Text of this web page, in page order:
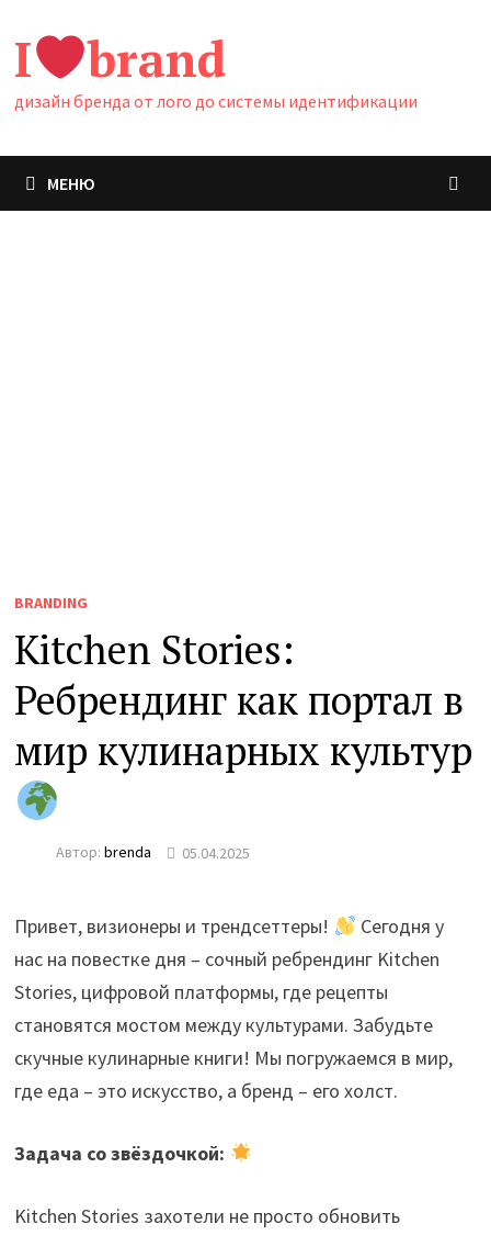
содержимому
I brand
дизайн бренда от лого до системы идентификации
МЕНЮ
BRANDING
Kitchen Stories:
Ребрендинг как портал в
мир кулинарных культур
Автор:brenda 05.04.2025
Привет, визионеры и трендсеттеры!
Сегодня у
нас на повестке дня – сочный ребрендинг Kitchen
Stories, цифровой платформы, где рецепты
становятся мостом между культурами. Забудьте
скучные кулинарные книги! Мы погружаемся в мир,
где еда – это искусство, а бренд – его холст.
Задача со звёздочкой:
Kitchen Stories захотели не просто обновить